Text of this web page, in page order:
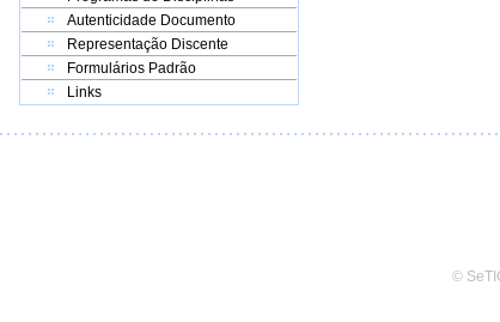
Autenticidade Documento
Representação Discente
Formulários Padrão
Links
©